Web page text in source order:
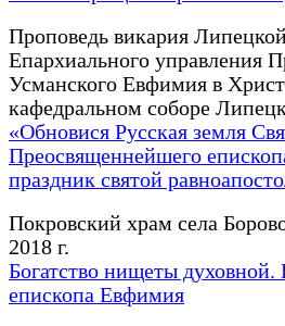
Проповедь викария
Епархиального управления
Усманского Евфимия в
кафедральном соборе
«Обновися Русская земля
Преосвященнейшего
праздник святой
Покровский храм села
2018 г.
Богатство нищеты
епископа Евфимия